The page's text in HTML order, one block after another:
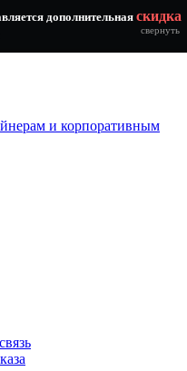
дополнительная скидка
свернуть
и корпоративным